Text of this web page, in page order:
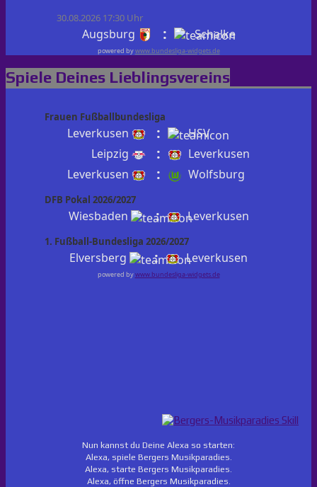
30.08.2026 17:30 Uhr
Augsburg : Schalke
powered bywww.bundesliga-widgets.de
Spiele Deines Lieblingsvereins
Frauen Fußballbundesliga
Leverkusen :
HSV
Leipzig
:
Leverkusen
Leverkusen
: Wolfsburg
DFB Pokal 2026/2027
Wiesbaden : Leverkusen
1. Fußball-Bundesliga 2026/2027
Elversberg : Leverkusen
powered bywww.bundesliga-widgets.de
Nun kannst du Deine Alexa so starten:
Alexa, spiele Bergers Musikparadies.
Alexa, starte Bergers Musikparadies.
Alexa, öffne Bergers Musikparadies.